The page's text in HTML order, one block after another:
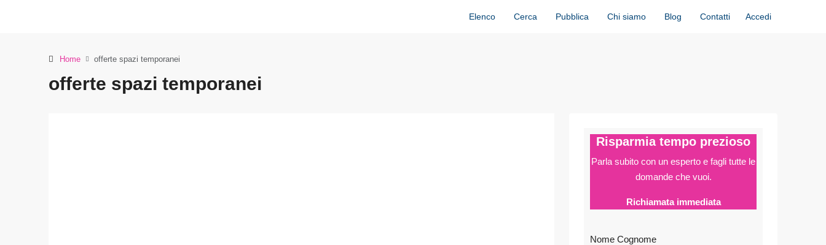
Elenco Cerca Pubblica Chi siamo Blog Contatti Accedi
Home offerte spazi temporanei
offerte spazi temporanei
Risparmia tempo prezioso
Parla subito con un esperto e fagli tutte le
domande che vuoi.
Richiamata immediata
Nome Cognome